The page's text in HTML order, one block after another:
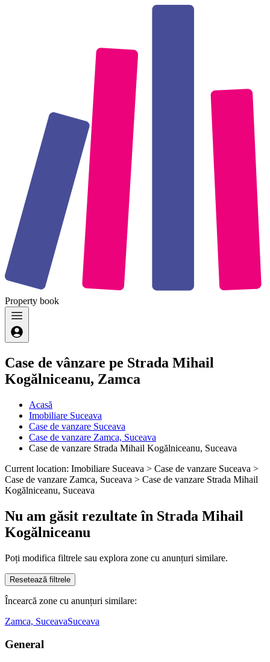
Property book
Case de vânzare pe Strada Mihail
Kogălniceanu, Zamca
Acasă
Imobiliare Suceava
Case de vanzare Suceava
Case de vanzare Zamca, Suceava
Case de vanzare Strada Mihail Kogălniceanu, Suceava
Current location: Imobiliare Suceava > Case de vanzare Suceava >
Case de vanzare Zamca, Suceava > Case de vanzare Strada Mihail
Kogălniceanu, Suceava
Nu am găsit rezultate în Strada Mihail
Kogălniceanu
Poți modifica filtrele sau explora zone cu anunțuri similare.
Resetează filtrele
Încearcă zone cu anunțuri similare:
Zamca, SuceavaSuceava
General